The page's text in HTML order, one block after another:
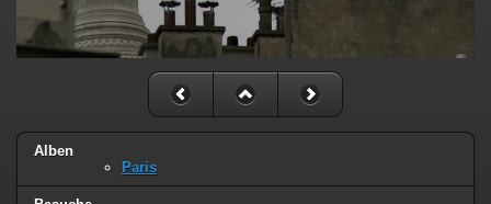
Alben
Paris